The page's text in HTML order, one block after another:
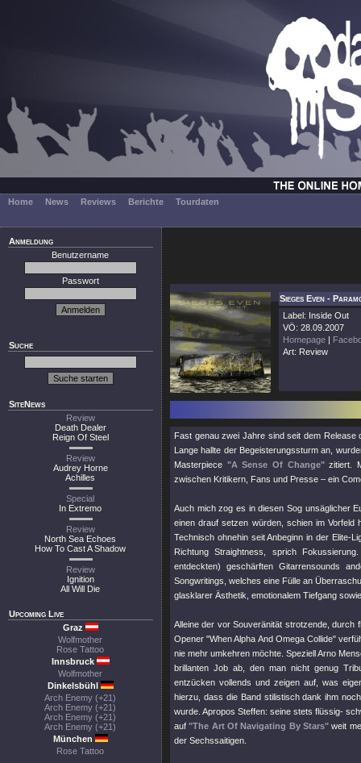
Home News Reviews Berichte Tourdaten
Anmeldung
Benutzername
Passwort
Suche
SiteNews
Review
Death Dealer
Reign Of Steel
Review
Audrey Horne
Achilles
Special
In Extremo
Review
North Sea Echoes
How To Cast A Shadow
Review
Ignition
All Will Die
Upcoming Live
Graz
Wolfmother
Rose Tattoo
Innsbruck
Wolfmother
Dinkelsbühl
Arch Enemy (+21)
Arch Enemy (+21)
Arch Enemy (+21)
Arch Enemy (+21)
München
Rose Tattoo
Sieges Even -
Label: Inside Out
VÖ: 28.09.2007
Homepage |
Art: Review
Fast genau zwei Jahre sind seit dem
Lange hallte der Begeisterungssturm an,
Masterpiece "A Sense Of Change"zitiert.
zwischen Kritikern, Fans und Presse – ein
Auch mich zog es in diesen Sog unsäglicher
einen drauf setzen würden, schien im
Technisch ohnehin seit Anbeginn in der Elite-
Richtung Straightness, sprich
entdeckten) geschärften Gitarrensounds
Songwritings, welches eine Fülle an
glasklarer Ästhetik, emotionalem Tiefgang
Alleine der vor Souveränität strotzende,
Opener"When Alpha And Omega Collide"
nie mehr umkehren möchte. Speziell Arno
brillanten Job ab, den man nicht genug
entzücken vollends und zeigen auf, was
hierzu, dass die Band stilistisch dank ihm
wurde. Apropos Steffen: seine stets flüssig-
auf"The Art Of Navigating By Stars" weit
der Sechssaitigen.